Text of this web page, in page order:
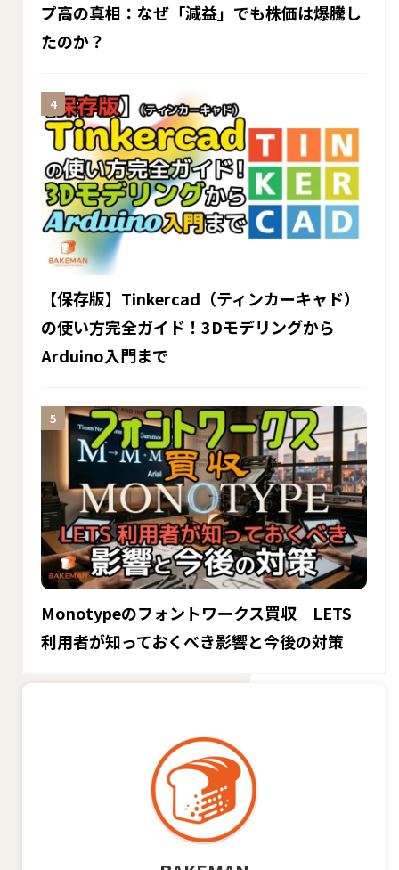
プ高の真相：なぜ「減益」でも株価は爆騰し
たのか？
【保存版】Tinkercad（ティンカーキャド）
の使い方完全ガイド！3Dモデリングから
Arduino入門まで
Monotypeのフォントワークス買収｜LETS
利用者が知っておくべき影響と今後の対策